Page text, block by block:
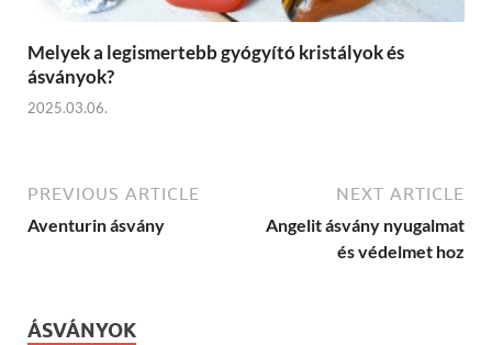
Melyek a legismertebb gyógyító kristályok és
ásványok?
2025.03.06.
PREVIOUS ARTICLE
Aventurin ásvány
NEXT ARTICLE
Angelit ásvány nyugalmat
és védelmet hoz
ÁSVÁNYOK